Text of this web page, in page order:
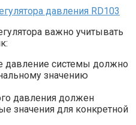
давления RD103
важно учитывать
давление системы должно
значению
давления должен
значения для конкретной